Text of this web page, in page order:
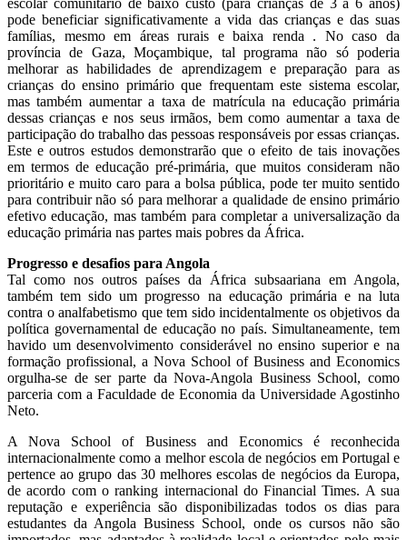
escolar comunitário de baixo custo (para crianças de 3 a 6 anos)
pode beneficiar significativamente a vida das crianças e das suas
famílias, mesmo em áreas rurais e baixa renda . No caso da
província de Gaza, Moçambique, tal programa não só poderia
melhorar as habilidades de aprendizagem e preparação para as
crianças do ensino primário que frequentam este sistema escolar,
mas também aumentar a taxa de matrícula na educação primária
dessas crianças e nos seus irmãos, bem como aumentar a taxa de
participação do trabalho das pessoas responsáveis por essas crianças.
Este e outros estudos demonstrarão que o efeito de tais inovações
em termos de educação pré-primária, que muitos consideram não
prioritário e muito caro para a bolsa pública, pode ter muito sentido
para contribuir não só para melhorar a qualidade de ensino primário
efetivo educação, mas também para completar a universalização da
educação primária nas partes mais pobres da África.
Progresso e desafios para Angola
Tal como nos outros países da África subsaariana em Angola,
também tem sido um progresso na educação primária e na luta
contra o analfabetismo que tem sido incidentalmente os objetivos da
política governamental de educação no país. Simultaneamente, tem
havido um desenvolvimento considerável no ensino superior e na
formação profissional, a Nova School of Business and Economics
orgulha-se de ser parte da Nova-Angola Business School, como
parceria com a Faculdade de Economia da Universidade Agostinho
Neto.
A Nova School of Business and Economics é reconhecida
internacionalmente como a melhor escola de negócios em Portugal e
pertence ao grupo das 30 melhores escolas de negócios da Europa,
de acordo com o ranking internacional do Financial Times. A sua
reputação e experiência são disponibilizadas todos os dias para
estudantes da Angola Business School, onde os cursos não são